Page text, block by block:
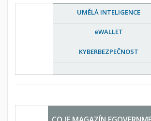
UMĚLÁ INTELIGENCE
eWALLET
KYBERBEZPEČNOST